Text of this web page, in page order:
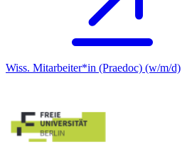
Wiss. Mitarbeiter*in (Praedoc) (w/m/d)